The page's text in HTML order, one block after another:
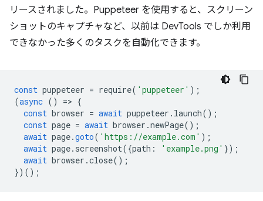
リースされました。Puppeteer を使用すると、スクリーン
ショットのキャプチャなど、以前は DevTools でしか利用
できなかった多くのタスクを自動化できます。
const puppeteer = require( 'puppeteer' );
(async () => {
const browser = await puppeteer . launch();
const page = await browser .newPage();
await page.goto( 'https://example.com' );
await page. screenshot({path : 'example.png' });
await browser .close();
})();